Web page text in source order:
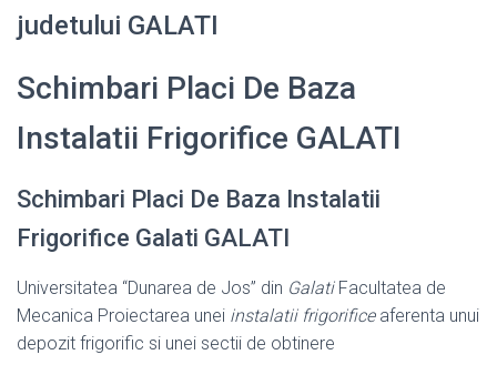
judetului GALATI
Schimbari Placi De Baza
Instalatii Frigorifice GALATI
Schimbari Placi De Baza Instalatii
Frigorifice Galati GALATI
Universitatea “Dunarea de Jos” din GalatiFacultatea de
Mecanica Proiectarea unei instalatii frigorificeaferenta unui
depozit frigorific si unei sectii de obtinere